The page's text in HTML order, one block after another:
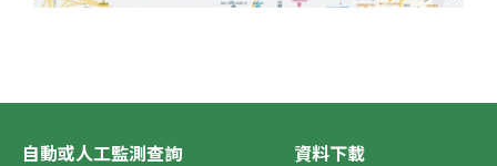
自動或人工監測查詢 資料下載